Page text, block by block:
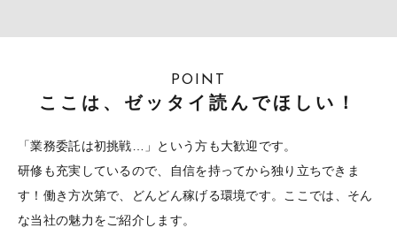
POINT
ここは、ゼッタイ読んでほしい！
「業務委託は初挑戦…」という方も大歓迎です。
研修も充実しているので、自信を持ってから独り立ちできま
す！ 働き方次第で、どんどん稼げる環境です。
ここでは、そん
な当社の魅力をご紹介します。